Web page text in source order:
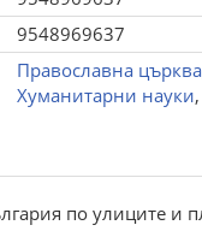
9548969637
Православна църква
Хуманитарни науки,
по улиците и